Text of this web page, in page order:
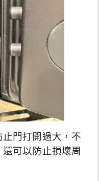
門打開過大，不
可以防止損壞周